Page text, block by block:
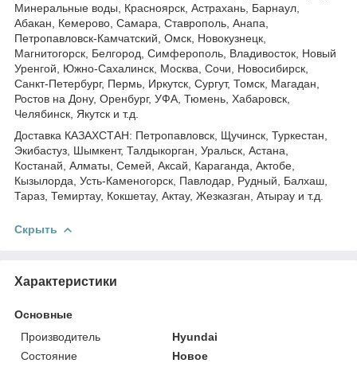
Минеральные воды, Красноярск, Астрахань, Барнаул,
Абакан, Кемерово, Самара, Ставрополь, Анапа,
Петропавловск-Камчатский, Омск, Новокузнецк,
Магнитогорск, Белгород, Симферополь, Владивосток, Новый
Уренгой, Южно-Сахалинск, Москва, Сочи, Новосибирск,
Санкт-Петербург, Пермь, Иркутск, Сургут, Томск, Магадан,
Ростов на Дону, Оренбург, УФА, Тюмень, Хабаровск,
Челябинск, Якутск и т.д.
Доставка КАЗАХСТАН: Петропавловск, Щучинск, Туркестан,
Экибастуз, Шымкент, Талдыкорган, Уральск, Астана,
Костанай, Алматы, Семей, Аксай, Караганда, Актобе,
Кызылорда, Усть-Каменогорск, Павлодар, Рудный, Балхаш,
Тараз, Темиртау, Кокшетау, Актау, Жезказган, Атырау и т.д.
Скрыть
Характеристики
Основные
Производитель
Hyundai
Состояние
Новое